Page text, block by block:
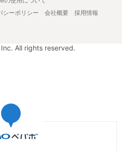
シーポリシー 会社概要
採用情報
All rights reserved.